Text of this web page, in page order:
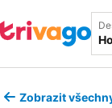
Zobrazit